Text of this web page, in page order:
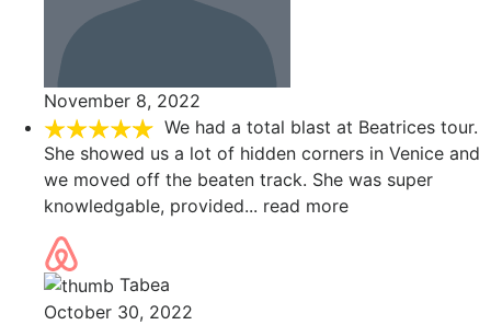
November 8, 2022
We had a total blast at Beatrices tour.
She showed us a lot of hidden corners in Venice and
we moved off the beaten track. She was super
knowledgable, provided... read more
Tabea
October 30, 2022